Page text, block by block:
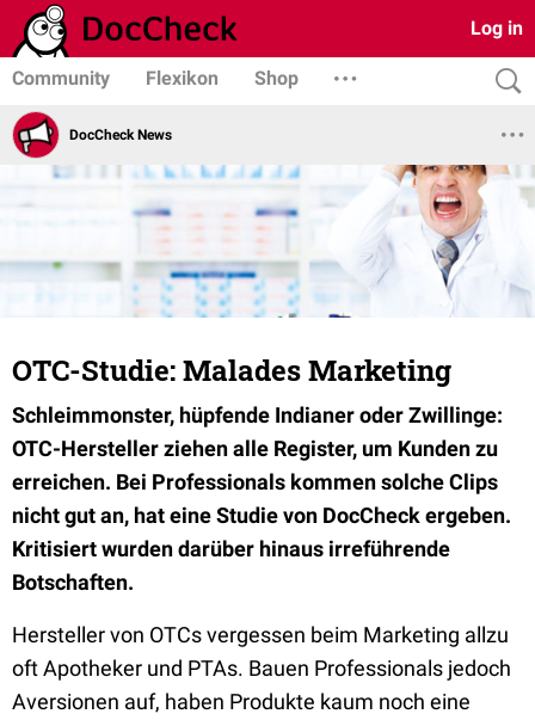
Log in
Community Flexikon Shop
DocCheck News
OTC-Studie: Malades Marketing
Schleimmonster, hüpfende Indianer oder Zwillinge:
OTC-Hersteller ziehen alle Register, um Kunden zu
erreichen. Bei Professionals kommen solche Clips
nicht gut an, hat eine Studie von DocCheck ergeben.
Kritisiert wurden darüber hinaus irreführende
Botschaften.
Hersteller von OTCs vergessen beim Marketing allzu
oft Apotheker und PTAs. Bauen Professionals jedoch
Aversionen auf, haben Produkte kaum noch eine